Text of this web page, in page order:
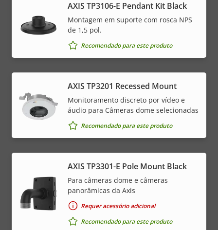
AXIS TP3106-E Pendant Kit Black
Montagem em suporte com rosca NPS
de 1,5 pol.
Recomendado para este produto
AXIS TP3201 Recessed Mount
Monitoramento discreto por vídeo e
áudio para Câmeras dome selecionadas
Recomendado para este produto
AXIS TP3301-E Pole Mount Black
Para câmeras dome e câmeras
panorâmicas da Axis
Requer acessório adicional
Recomendado para este produto